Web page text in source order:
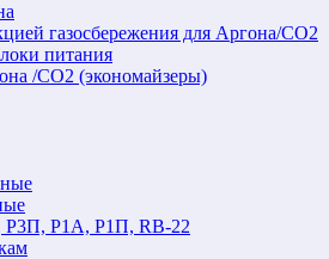
газосбережения для Аргона/СО2
питания
/СО2 (экономайзеры)
Р3П, Р1А, Р1П, RB-22